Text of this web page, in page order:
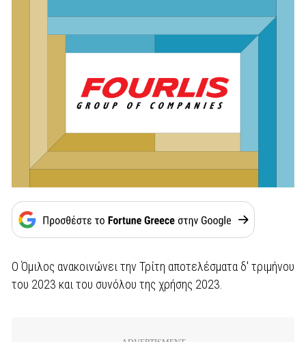
Ο Όμιλος ανακοινώνει την Τρίτη αποτελέσματα δ' τριμήνου
του 2023 και του συνόλου της χρήσης 2023.